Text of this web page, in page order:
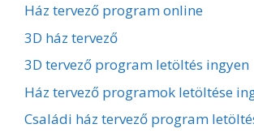
Ház tervező program online
3D ház tervező
3D tervező program letöltés ingyen
Ház tervező programok letöltése
Családi ház tervező program